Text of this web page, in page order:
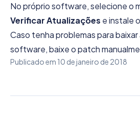
No próprio software, selecione o
Verificar Atualizações e instale
Caso tenha problemas para
software, baixe o patch
Publicado em 10 de janeiro de 2018